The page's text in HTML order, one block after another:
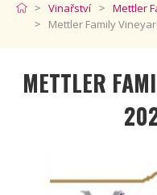
Vinařství
Mettler
Mettler Family
METTLER